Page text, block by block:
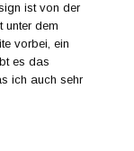
ist von der
unter dem
vorbei, ein
es das
ich auch sehr